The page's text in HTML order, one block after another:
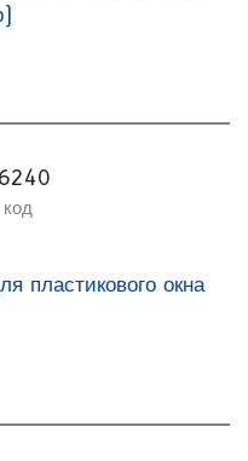
код
пластикового окна